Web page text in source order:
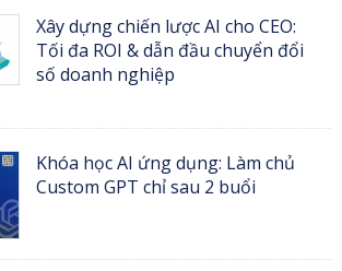
Xây dựng chiến lược AI cho CEO:
Tối đa ROI & dẫn đầu chuyển đổi
số doanh nghiệp
Khóa học AI ứng dụng: Làm chủ
Custom GPT chỉ sau 2 buổi